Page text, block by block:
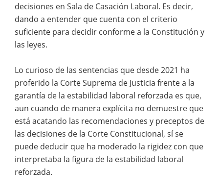
decisiones en Sala de Casación Laboral. Es decir,
dando a entender que cuenta con el criterio
suficiente para decidir conforme a la Constitución y
las leyes.
Lo curioso de las sentencias que desde 2021 ha
proferido la Corte Suprema de Justicia frente a la
garantía de la estabilidad laboral reforzada es que,
aun cuando de manera explícita no demuestre que
está acatando las recomendaciones y preceptos de
las decisiones de la Corte Constitucional, sí se
puede deducir que ha moderado la rigidez con que
interpretaba la figura de la estabilidad laboral
reforzada.